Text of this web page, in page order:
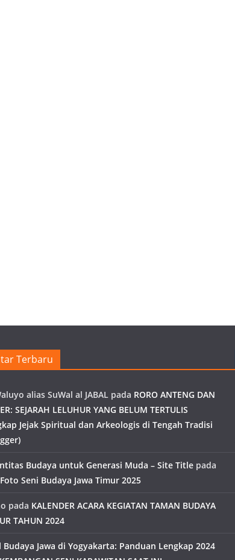
Terbaru
alias SuWal al JABAL pada RORO ANTENG DAN
SEJARAH LELUHUR YANG BELUM TERTULIS
Jejak Spiritual dan Arkeologis di Tengah Tradisi
Budaya untuk Generasi Muda – Site Title pada
Seni Budaya Jawa Timur 2025
pada KALENDER ACARA KEGIATAN TAMAN BUDAYA
TAHUN 2024
Budaya Jawa di Yogyakarta: Panduan Lengkap 2024